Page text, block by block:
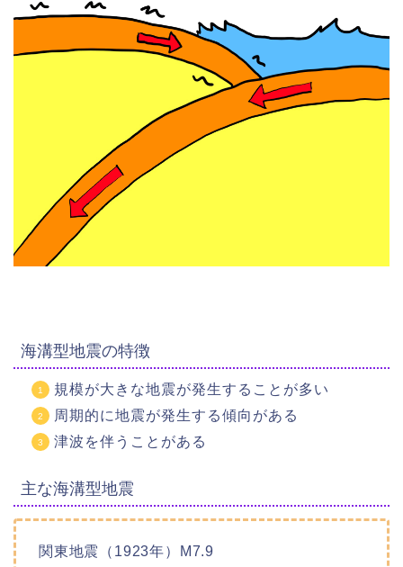
海溝型地震の特徴
規模が大きな地震が発生することが多い
周期的に地震が発生する傾向がある
津波を伴うことがある
主な海溝型地震
関東地震（1923年）M7.9